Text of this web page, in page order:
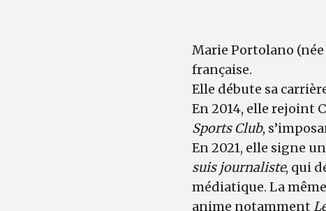
Marie Portolano
française.
Elle débute sa
En 2014, elle rejoint
Sports Club,
En 2021, elle signe
suis journaliste, qui
médiatique. La
anime notamment